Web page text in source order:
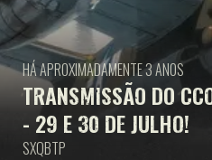
TRANSMISSÃO DO
- 29 E 30 DE JULHO!
HÁ APROXIMADAMENTE 3 ANOS
SXQBTP